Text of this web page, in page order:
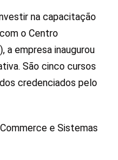
na capacitação
o Centro
a empresa inaugurou
São cinco cursos
credenciados pelo
e Sistemas